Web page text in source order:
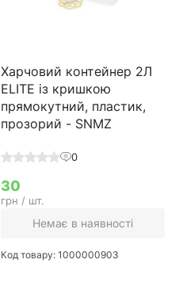
Харчовий контейнер 2Л
ELITE із кришкою
прямокутний, пластик,
прозорий - SNMZ
0
30
грн / шт.
Немає в наявності
Код товару: 1000000903